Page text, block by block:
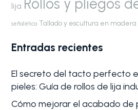
lija
señalética Tallado y escultura en madera
Entradas recientes
El secreto del tacto perfecto
pieles: Guía de rollos de lija
Cómo mejorar el acabado de